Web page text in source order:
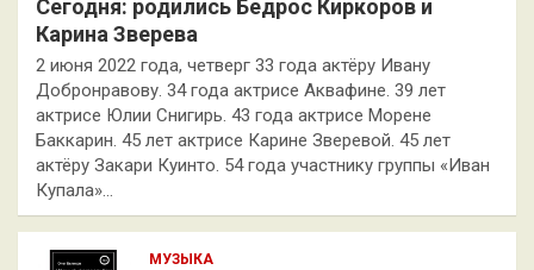
Сегодня: родились Бедрос Киркоров и
Карина Зверева
2 июня 2022 года, четверг 33 года актёру Ивану
Добронравову. 34 года актрисе Аквафине. 39 лет
актрисе Юлии Снигирь. 43 года актрисе Морене
Баккарин. 45 лет актрисе Карине Зверевой. 45 лет
актёру Закари Куинто. 54 года участнику группы «Иван
Купала»…
МУЗЫКА